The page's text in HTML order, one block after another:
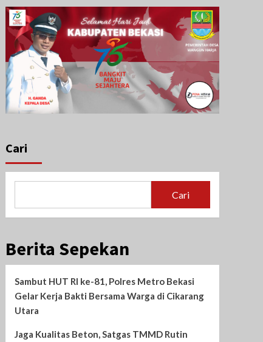
Cari
Cari
Berita Sepekan
Sambut HUT RI ke-81, Polres Metro Bekasi
Gelar Kerja Bakti Bersama Warga di Cikarang
Utara
Jaga Kualitas Beton, Satgas TMMD Rutin